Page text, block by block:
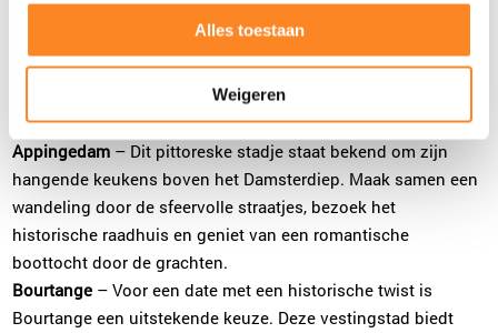
Alles toestaan
Weigeren
Evelien Wolt
Tilburg
013-2032016|email
Plan kennismaking
Eugenie van Haastrecht
Sittard
046-2340007
|email
Groningen-stad
– De bruisende hoofdstad is perfect voor een
romantisch uitje. Wandel door de historische binnenstad,
geniet van het uitzicht vanaf de Martinitoren en ontdek kunst
en cultuur in het Groninger Museum. Sluit de dag af met een
diner in een van de gezellige restaurants langs de grachten.
Appingedam – Dit pittoreske stadje staat bekend om zijn
hangende keukens boven het Damsterdiep. Maak samen een
wandeling door de sfeervolle straatjes, bezoek het
historische raadhuis en geniet van een romantische
boottocht door de grachten.
Bourtange – Voor een date met een historische twist is
Bourtange een uitstekende keuze. Deze vestingstad biedt